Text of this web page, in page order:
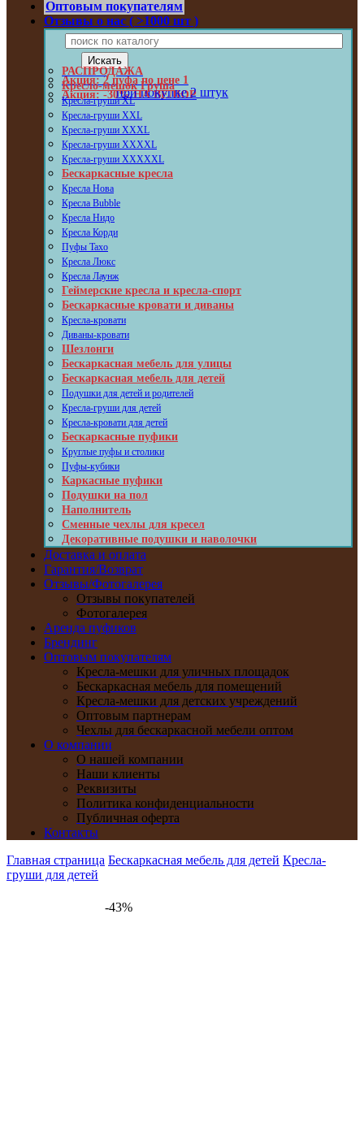
Оптовым покупателям
Отзывы о нас ( >1000 шт )
Акция: 2 пуфа по цене 1
Акция: -30% НА ВЕЛЮР
при покупке 2 штук
РАСПРОДАЖА
Кресло-мешок Груша
Кресла-груши XL
Кресла-груши XXL
Кресла-груши XXXL
Кресла-груши XXXXL
Кресла-груши XXXXXL
Бескаркасные кресла
Кресла Нова
Кресла Bubble
Кресла Нидо
Кресла Корди
Пуфы Taxo
Кресла Люкс
Кресла Лаунж
Геймерские кресла и кресла-спорт
Бескаркасные кровати и диваны
Кресла-кровати
Диваны-кровати
Шезлонги
Бескаркасная мебель для улицы
Бескаркасная мебель для детей
Подушки для детей и родителей
Кресла-груши для детей
Кресла-кровати для детей
Бескаркасные пуфики
Круглые пуфы и столики
Пуфы-кубики
Каркасные пуфики
Подушки на пол
Наполнитель
Сменные чехлы для кресел
Декоративные подушки и наволочки
Доставка и оплата
Гарантия/Возврат
Отзывы/Фотогалерея
Отзывы покупателей
Фотогалерея
Аренда пуфиков
Брендинг
Оптовым покупателям
Кресла-мешки для уличных площадок
Бескаркасная мебель для помещений
Кресла-мешки для детских учреждений
Оптовым партнерам
Чехлы для бескаркасной мебели оптом
О компании
О нашей компании
Наши клиенты
Реквизиты
Политика конфиденциальности
Публичная оферта
Контакты
Главная страница Бескаркасная мебель для детей Кресла-
груши для детей
-43%